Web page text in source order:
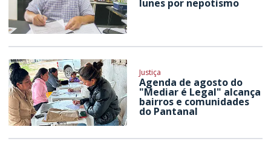
Iunes por nepotismo
Justiça
Agenda de agosto do
"Mediar é Legal" alcança
bairros e comunidades
do Pantanal